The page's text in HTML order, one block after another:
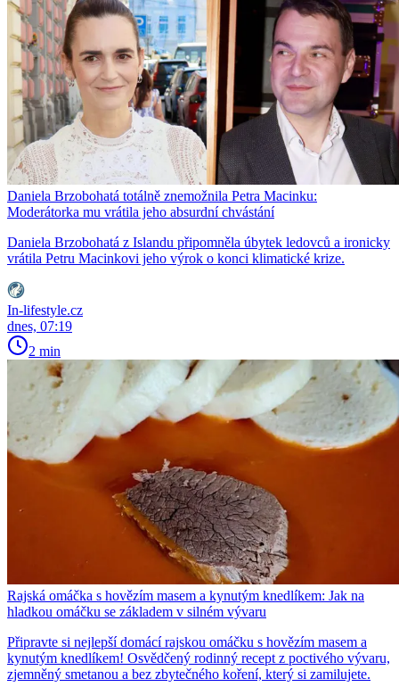
Daniela Brzobohatá totálně znemožnila Petra Macinku:
Moderátorka mu vrátila jeho absurdní chvástání
Daniela Brzobohatá z Islandu připomněla úbytek ledovců a ironicky
vrátila Petru Macinkovi jeho výrok o konci klimatické krize.
In-lifestyle.cz
dnes, 07:19
2 min
Rajská omáčka s hovězím masem a kynutým knedlíkem: Jak na
hladkou omáčku se základem v silném vývaru
Připravte si nejlepší domácí rajskou omáčku s hovězím masem a
kynutým knedlíkem! Osvědčený rodinný recept z poctivého vývaru,
zjemněný smetanou a bez zbytečného koření, který si zamilujete.